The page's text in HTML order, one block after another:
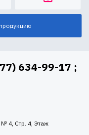
634-99-17 ;
№ 4, Стр. 4, Этаж